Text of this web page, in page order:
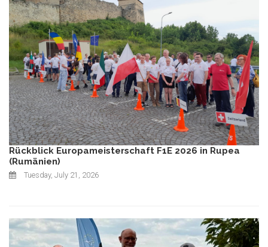
Rückblick Europameisterschaft F1E 2026 in Rupea
(Rumänien)
Tuesday, July 21, 2026